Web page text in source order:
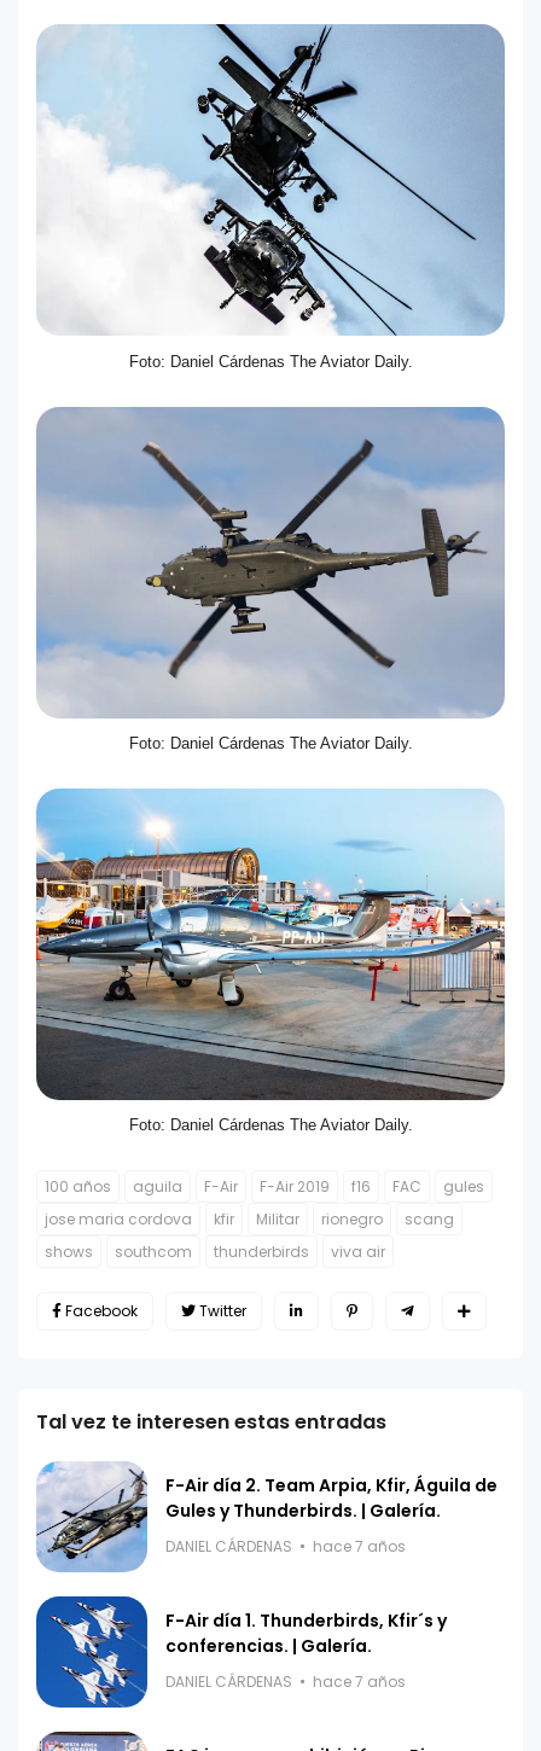
Foto: Daniel Cárdenas The Aviator Daily.
Foto: Daniel Cárdenas The Aviator Daily.
Foto: Daniel Cárdenas The Aviator Daily.
100 años aguila F-Air F-Air 2019 f16 FAC
gules
jose maria cordova
kfir Militar rionegro
scang
shows
southcom thunderbirds viva air
Facebook Twitter
Tal vez te interesen estas entradas
F-Air día 2. Team Arpia, Kfir, Águila de
Gules y Thunderbirds. | Galería.
DANIEL CÁRDENAS hace 7 años
F-Air día 1. Thunderbirds, Kfir´s y
conferencias. | Galería.
DANIEL CÁRDENAS hace 7 años